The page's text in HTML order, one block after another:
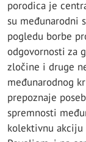
porodica je
su međunarodni
pogledu borbe
odgovornosti za
zločine i druge
međunarodnog
prepoznaje
spremnosti
kolektivnu akciju